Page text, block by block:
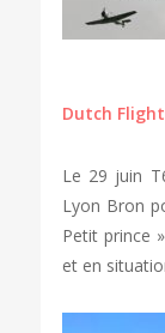
Dutch
Le 29 juin
Lyon Bron
Petit prince
et en